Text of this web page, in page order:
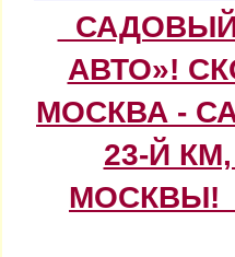
АВТО»!
МОСКВА -
23-Й
МОСКВЫ!